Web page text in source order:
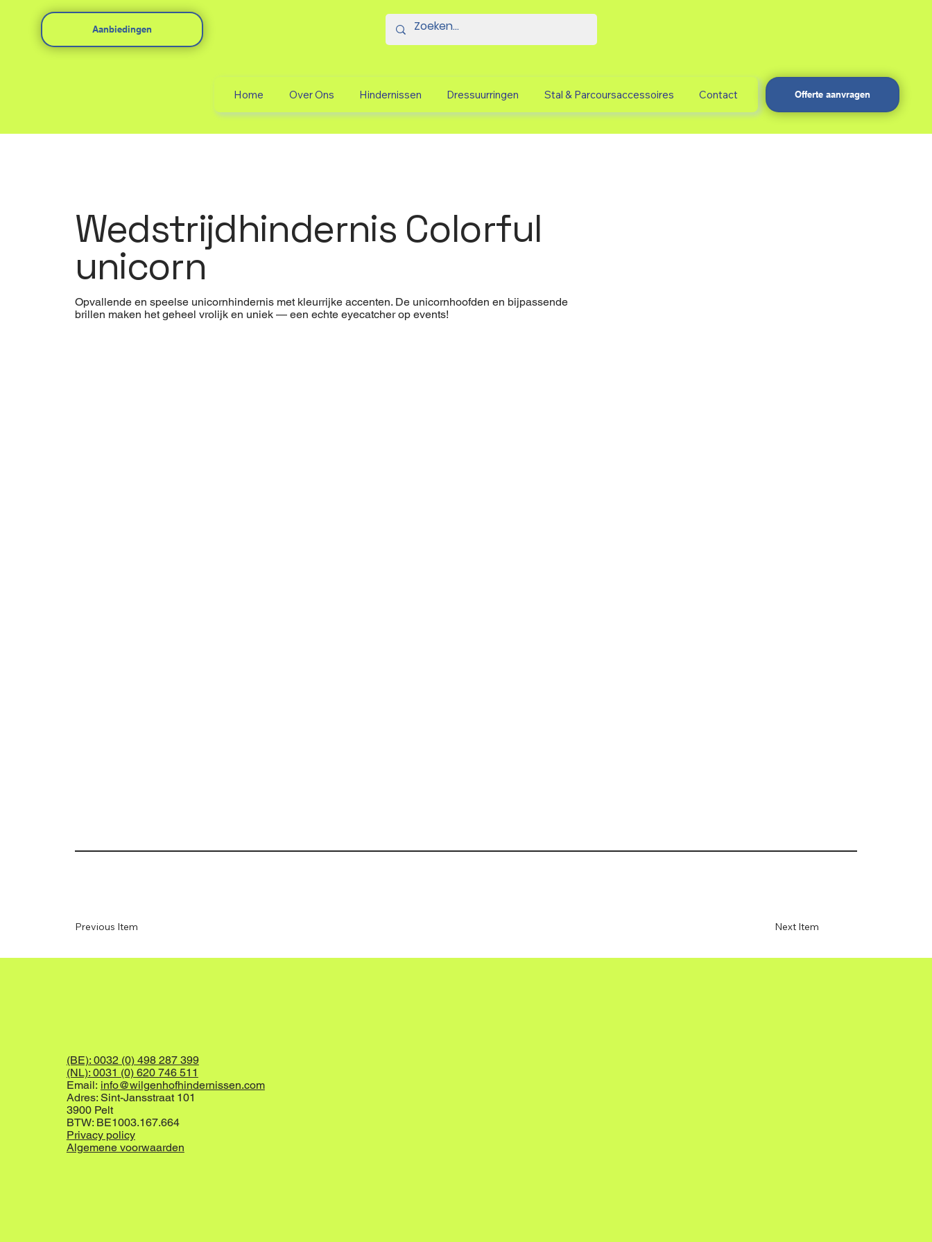
Home Over Ons Hindernissen Dressuurringen Stal & Parcoursaccessoires Contact
Aanbiedingen
Offerte aanvragen
Wedstrijdhindernis Colorful
unicorn
Opvallende en speelse unicornhindernis met kleurrijke accenten. De unicornhoofden en bijpassende
brillen maken het geheel vrolijk en uniek — een echte eyecatcher op events!
Next Item
Previous Item
(BE): 0032 (0) 498 287 399
(NL): 0031 (0) 620 746 511
Email: info@wilgenhofhindernissen.com
Adres: Sint-Jansstraat 101
3900 Pelt
BTW: BE1003.167.664
Privacy policy
Algemene voorwaarden